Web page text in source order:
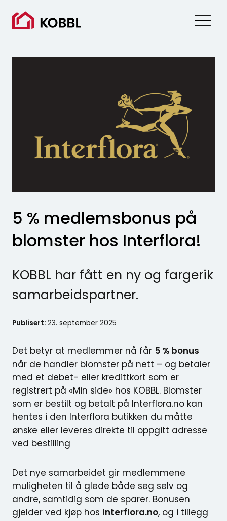
content
5 % medlemsbonus på
blomster hos Interflora!
KOBBL har fått en ny og fargerik
samarbeidspartner.
Publisert: 23. september 2025
Det betyr at medlemmer nå får 5 % bonus
når de handler blomster på nett – og betaler
med et debet- eller kredittkort som er
registrert på «Min side» hos KOBBL. Blomster
som er bestilt og betalt på Interflora.no kan
hentes i den Interflora butikken du måtte
ønske eller leveres direkte til oppgitt adresse
ved bestilling
Det nye samarbeidet gir medlemmene
muligheten til å glede både seg selv og
andre, samtidig som de sparer. Bonusen
gjelder ved kjøp hos
Interflora.no, og i tillegg